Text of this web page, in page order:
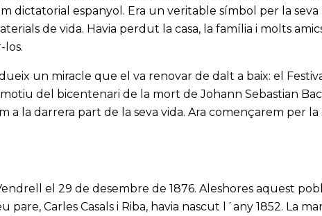
dictatorial espanyol. Era un veritable símbol per la seva
de vida. Havia perdut la casa, la família i molts
los.
un miracle que el va renovar de dalt a baix: el
del bicentenari de la mort de Johann Sebastian
a la darrera part de la seva vida. Ara començarem per la
el 29 de desembre de 1876. Aleshores aquest
pare, Carles Casals i Riba, havia nascut l´any 1852. La